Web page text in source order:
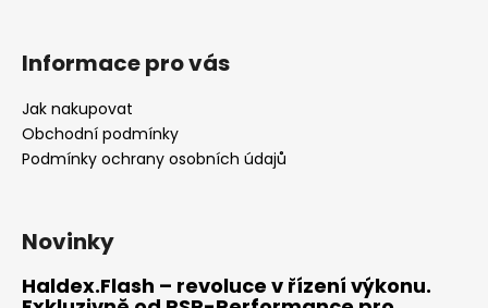
Informace pro vás
Jak nakupovat
Obchodní podmínky
Podmínky ochrany osobních údajů
Novinky
Haldex.Flash – revoluce v řízení výkonu.